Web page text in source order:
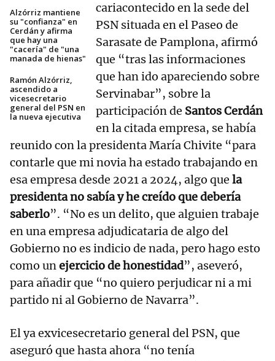
Alzórriz mantiene
su "confianza" en
Cerdán y afirma
que hay una
"cacería" de "una
manada de hienas"
Ramón Alzórriz,
ascendido a
vicesecretario
general del PSN en
la nueva ejecutiva
cariacontecido en la sede del
PSN situada en el Paseo de
Sarasate de Pamplona, afirmó
que “tras las informaciones
que han ido apareciendo sobre
Servinabar”, sobre la
participación de Santos Cerdán
en la citada empresa, se había
reunido con la presidenta María Chivite “para
contarle que mi novia ha estado trabajando en
esa empresa desde 2021 a 2024, algo que la
presidenta no sabía y he creído que debería
saberlo”. “No es un delito, que alguien trabaje
en una empresa adjudicataria de algo del
Gobierno no es indicio de nada, pero hago esto
como unejercicio de honestidad”, aseveró,
para añadir que “no quiero perjudicar ni a mi
partido ni al Gobierno de Navarra”.
El ya exvicesecretario general del PSN, que
aseguró que hasta ahora “no tenía